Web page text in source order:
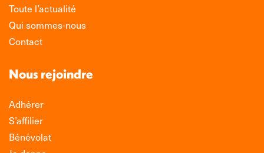
Toute l’actualité
Qui sommes-nous
Contact
Nous rejoindre
Adhérer
S’affilier
Bénévolat